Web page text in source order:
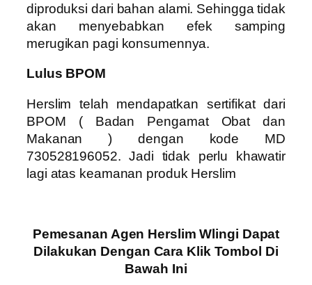
diproduksi dari bahan alami. Sehingga tidak
akan menyebabkan efek samping
merugikan pagi konsumennya.
Lulus BPOM
Herslim telah mendapatkan sertifikat dari
BPOM ( Badan Pengamat Obat dan
Makanan ) dengan kode MD
730528196052. Jadi tidak perlu khawatir
lagi atas keamanan produk Herslim
Pemesanan Agen Herslim Wlingi Dapat
Dilakukan Dengan Cara Klik Tombol Di
Bawah Ini